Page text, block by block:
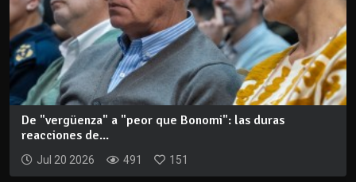
De "vergüenza" a "peor que Bonomi": las duras
reacciones de...
Jul 20 2026 491 151